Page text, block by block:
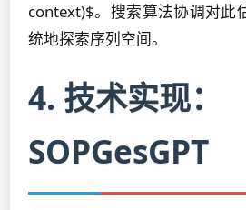
context)$。搜索算法协调对此
统地探索序列空间。
4. 技术实现：
SOPGesGPT